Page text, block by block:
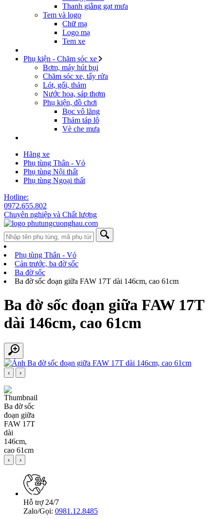
Thanh giằng gạt mưa
Tem và logo
Chữ mạ
Logo mạ
Tem xe
Phụ kiện - Chăm sóc xe
Bơm, máy hút bụi
Chăm sóc xe, tẩy rửa
Lót, gối, thảm
Nước hoa, sáp thơm
Phụ kiện, đồ chơi
Bọc vô lăng
Thảm táp lô
Vè che mưa
Hãng xe
Phụ tùng Thân - Vỏ
Phụ tùng Nội thất
Phụ tùng Ngoại thất
Hotline:
0972.655.802
Chuyên nghiệp và Chất lượng
Phụ tùng Thân - Vỏ
Cản trước, ba đờ sốc
Ba đờ sốc
Ba đờ sốc đoạn giữa FAW 17T dài 146cm, cao 61cm
Ba đờ sốc đoạn giữa FAW 17T
dài 146cm, cao 61cm
‹ ›
‹ ›
Hỗ trợ 24/7
Zalo/Gọi: 0981.12.8485